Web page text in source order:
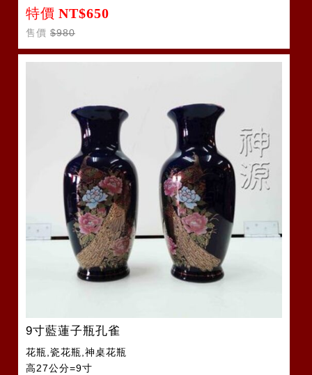
特價 NT$650
售價 $980
9寸藍蓮子瓶孔雀
花瓶,瓷花瓶,神桌花瓶
高27公分=9寸